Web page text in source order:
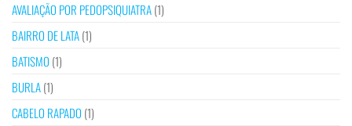
AVALIAÇÃO POR PEDOPSIQUIATRA(1)
BAIRRO DE LATA(1)
BATISMO (1)
BURLA(1)
CABELO RAPADO (1)